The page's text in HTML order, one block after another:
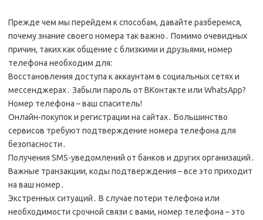
Прежде чем мы перейдем к способам, давайте разберемся,
почему знание своего номера так важно․ Помимо очевидных
причин, таких как общение с близкими и друзьями, номер
телефона необходим для:
Восстановления доступа к аккаунтам в социальных сетях и
мессенджерах․ Забыли пароль от ВКонтакте или WhatsApp?
Номер телефона – ваш спаситель!
Онлайн-покупок и регистрации на сайтах․ Большинство
сервисов требуют подтверждение номера телефона для
безопасности․
Получения SMS-уведомлений от банков и других организаций․
Важные транзакции, коды подтверждения – все это приходит
на ваш номер․
Экстренных ситуаций․ В случае потери телефона или
необходимости срочной связи с вами, номер телефона – это